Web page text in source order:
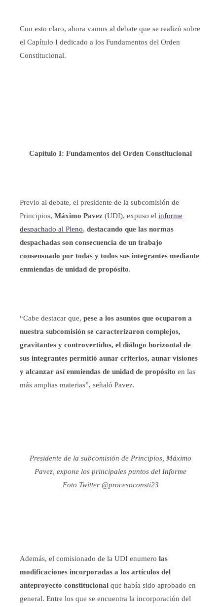
Con esto claro, ahora vamos al debate que se realizó sobre
el Capítulo I dedicado a los Fundamentos del Orden
Constitucional.
Capítulo I: Fundamentos del Orden Constitucional
Previo al debate, el presidente de la subcomisión de
Principios, Máximo Pavez (UDI), expuso el informe
despachado al Pleno, destacando que las normas
despachadas son consecuencia de un trabajo
consensuado por todas y todos sus integrantes mediante
enmiendas de unidad de propósito.
“Cabe destacar que, pese a los asuntos que ocuparon a
nuestra subcomisión se caracterizaron complejos,
gravitantes y controvertidos, el diálogo horizontal de
sus integrantes permitió aunar criterios, aunar visiones
y alcanzar así enmiendas de unidad de propósito en las
más amplias materias”, señaló Pavez.
Presidente de la subcomisión de Principios, Máximo
Pavez, expone los principales puntos del Informe
Foto Twitter @procesoconsti23
Además, el comisionado de la UDI enumero las
modificaciones incorporadas a los artículos del
anteproyecto constitucional que había sido aprobado en
general. Entre los que se encuentra la incorporación del